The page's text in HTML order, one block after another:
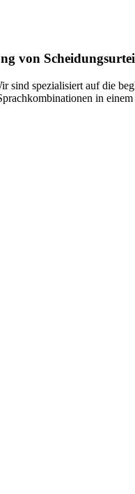
von
spezialisiert auf die
in